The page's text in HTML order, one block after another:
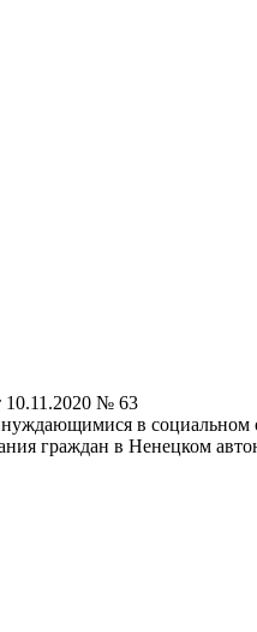
10.11.2020 № 63
в
граждан в Ненецком